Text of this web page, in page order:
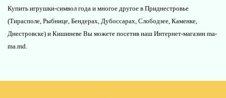
Купить игрушки-символ года и многое другое в Приднестровье
(Тирасполе, Рыбнице, Бендерах, Дубоссарах, Слободзее, Каменке,
Днестровске) и Кишиневе Вы можете посетив наш Интернет-магазин ma-
ma.md.